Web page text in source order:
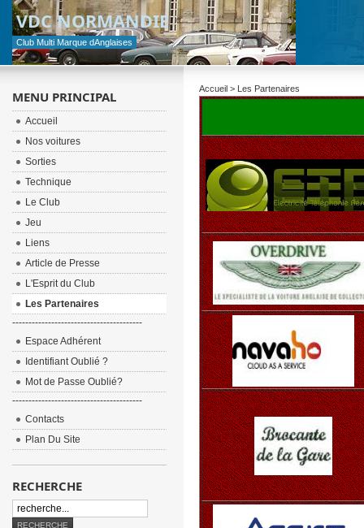
VDC NORMANDIE
Club Multi Marque dAnglaises
Accueil> Les Partenaires
MENU PRINCIPAL
Accueil
Nos voitures
Sorties
Technique
Le Club
Jeu
Liens
Article de Presse
L'Esprit du Club
Les Partenaires
----------------------------------------
Espace Adhérent
Identifiant Oublié ?
Mot de Passe Oublié?
----------------------------------------
Contacts
Plan Du Site
RECHERCHE